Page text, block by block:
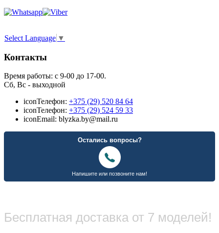
Select Language ▼
Контакты
Время работы: с 9-00 до 17-00.
Сб, Вс - выходной
iconТелефон: +375 (29) 520 84 64
iconТелефон: +375 (29) 524 59 33
iconEmail: blyzka.by@mail.ru
Бесплатная доставка от 7 моделей!